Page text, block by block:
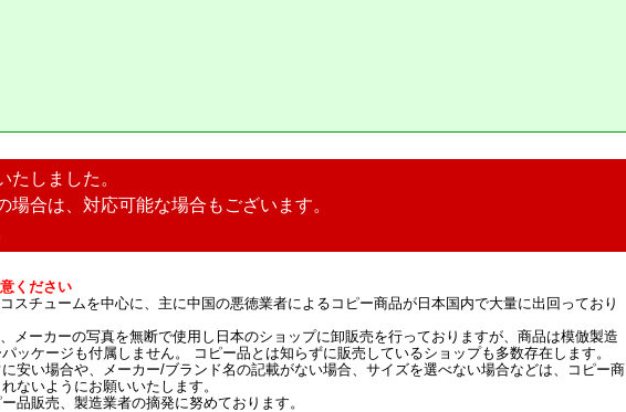
たしました。
合は、対応可能な場合もございます。
ください
スチュームを中心に、主に中国の悪徳業者によるコピー商品が日本国内で大量に出回っており
メーカーの写真を無断で使用し日本のショップに卸販売を行っておりますが、商品は模倣製造
ッケージも付属しません。 コピー品とは知らずに販売しているショップも多数存在します。
安い場合や、メーカー/ブランド名の記載がない場合、サイズを選べない場合などは、コピー商
ないようにお願いいたします。
品販売、製造業者の摘発に努めております。